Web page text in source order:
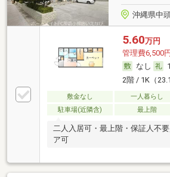
沖縄県中
5.60万円
管理費6,500円
なし
2階 / 1K（
敷金なし 一人暮らし
駐車場(近隣含)
最上階
二人入居可・最上階・保証人不
ア可